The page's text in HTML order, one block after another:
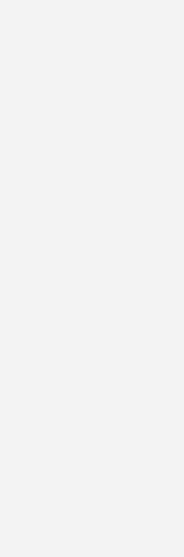
über
Abmeldung ist
finden Sie